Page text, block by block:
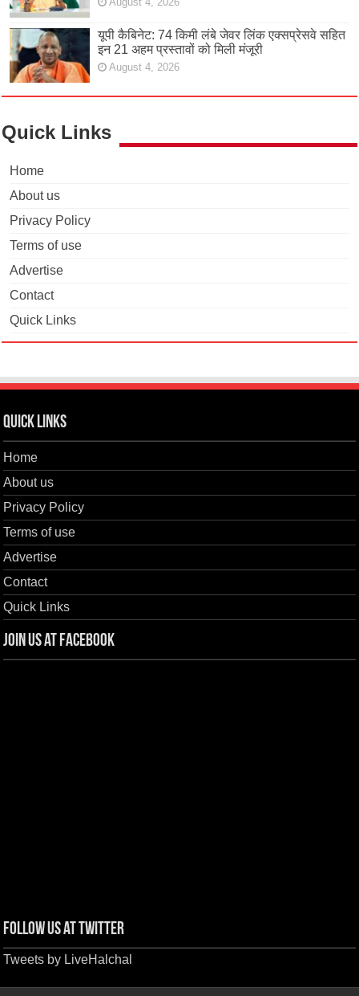
यूपी कैबिनेट: 74 किमी लंबे जेवर लिंक एक्सप्रेसवे सहित
इन 21 अहम प्रस्तावों को मिली मंजूरी
August 4, 2026
Quick Links
Home
About us
Privacy Policy
Terms of use
Advertise
Contact
Quick Links
Quick Links
Home
About us
Privacy Policy
Terms of use
Advertise
Contact
Quick Links
Join us at Facebook
Follow us at Twitter
Tweets by LiveHalchal